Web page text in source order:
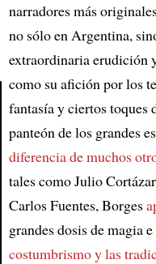
Article
narradores más
no sólo en Argentina,
extraordinaria erudición
como su afición por los
fantasía y ciertos toques
panteón de los grandes
diferencia de muchos
tales como Julio
Carlos Fuentes, Borges
grandes dosis de magia
costumbrismo y las